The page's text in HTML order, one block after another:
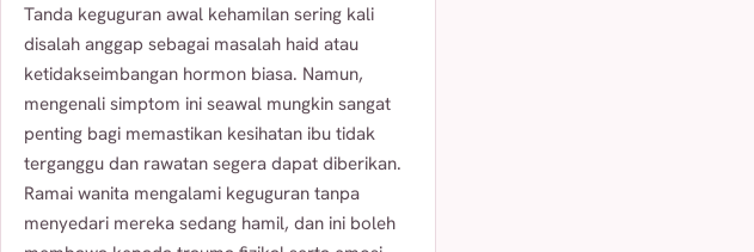
Tanda keguguran awal kehamilan sering kali
disalah anggap sebagai masalah haid atau
ketidakseimbangan hormon biasa. Namun,
mengenali simptom ini seawal mungkin sangat
penting bagi memastikan kesihatan ibu tidak
terganggu dan rawatan segera dapat diberikan.
Ramai wanita mengalami keguguran tanpa
menyedari mereka sedang hamil, dan ini boleh